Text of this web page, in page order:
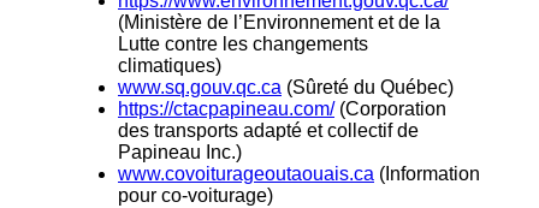
(Ministère de l’Environnement et de la
Lutte contre les changements
climatiques)
www.sq.gouv.qc.ca (Sûreté du Québec)
https://ctacpapineau.com/(Corporation
des transports adapté et collectif de
Papineau Inc.)
www.covoiturageoutaouais.ca (Information
pour co-voiturage)